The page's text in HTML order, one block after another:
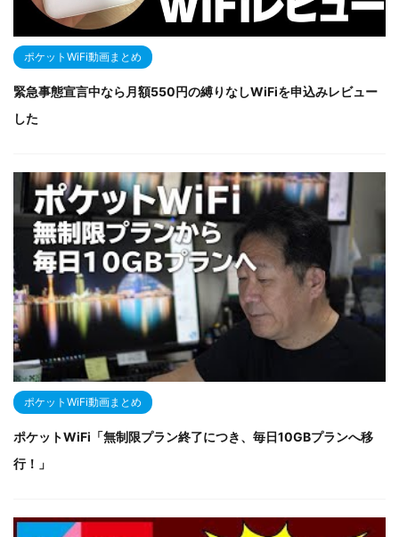
ポケットWiFi動画まとめ
緊急事態宣言中なら月額550円の縛りなしWiFiを申込みレビュー
した
ポケットWiFi動画まとめ
ポケットWiFi「無制限プラン終了につき、毎日10GBプランへ移
行！」